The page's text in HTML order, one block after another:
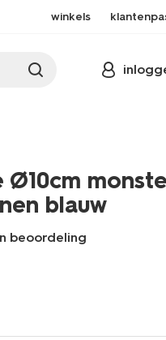
winkels
Ø10cm
blauw
beoordeling